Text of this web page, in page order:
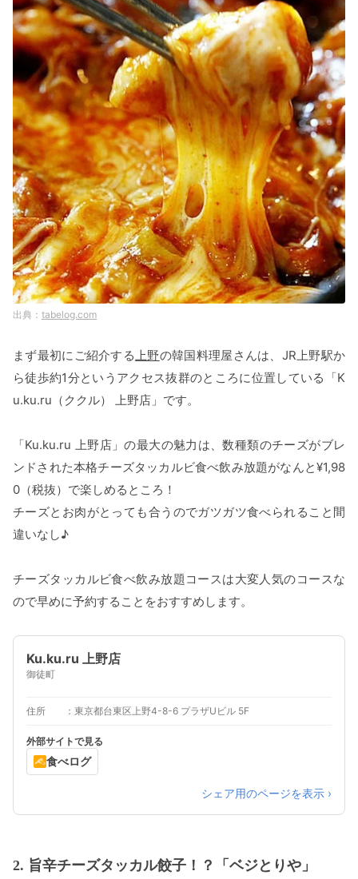
tabelog.com
まず最初にご紹介する上野の韓国料理屋さんは、JR上野駅か
ら徒歩約1分というアクセス抜群のところに位置している「K
u.ku.ru（ククル） 上野店」です。
「Ku.ku.ru 上野店」の最大の魅力は、数種類のチーズがブレ
ンドされた本格チーズタッカルビ食べ飲み放題がなんと¥1,98
0（税抜）で楽しめるところ！
チーズとお肉がとっても合うのでガツガツ食べられること間
違いなし♪
チーズタッカルビ食べ飲み放題コースは大変人気のコースな
ので早めに予約することをおすすめします。
Ku.ku.ru 上野店
御徒町
住所 東京都台東区上野4-8-6 プラザUビル 5F
外部サイトで見る
食べログ
シェア用のページを表示 ›
2. 旨辛チーズタッカル餃子！？「ベジとりや」